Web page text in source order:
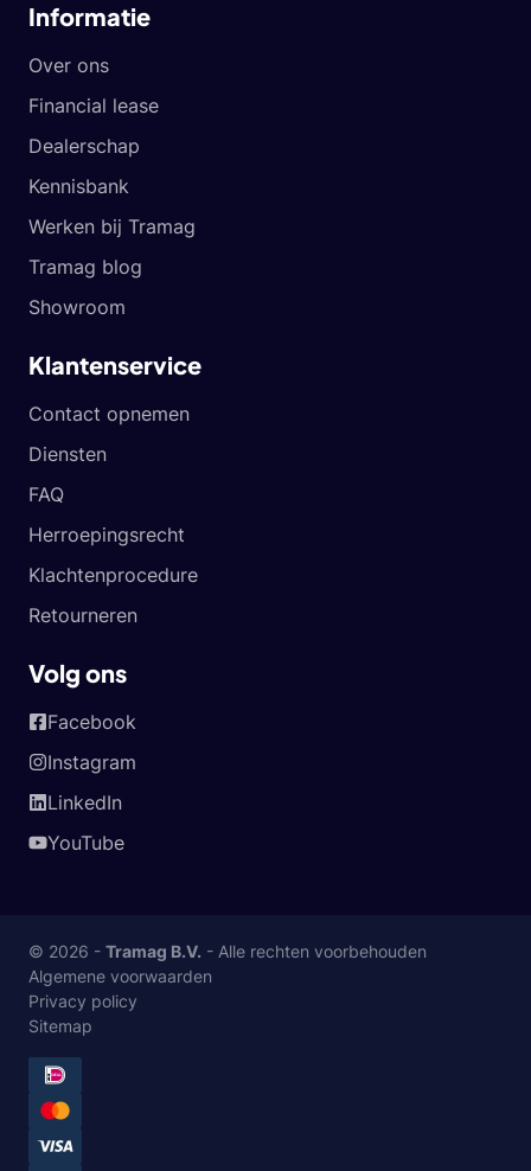
Informatie
Over ons
Financial lease
Dealerschap
Kennisbank
Werken bij Tramag
Tramag blog
Showroom
Klantenservice
Contact opnemen
Diensten
FAQ
Herroepingsrecht
Klachtenprocedure
Retourneren
Volg ons
Facebook
Instagram
LinkedIn
YouTube
© 2026 - Tramag B.V. - Alle rechten voorbehouden
Algemene voorwaarden
Privacy policy
Sitemap